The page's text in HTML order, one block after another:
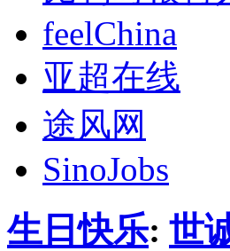
feelChina
亚超在线
途风网
SinoJobs
生日快乐: 世